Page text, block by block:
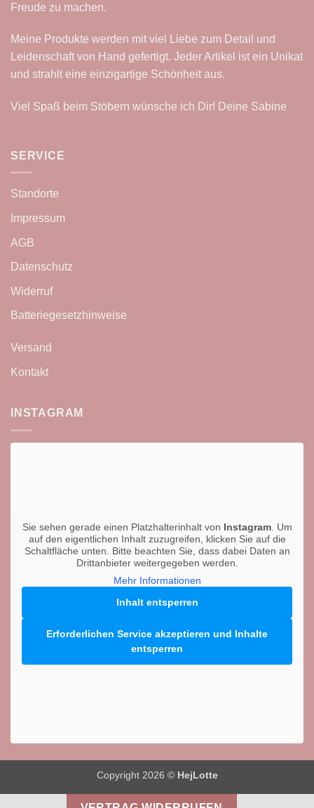
Freude zu machen.
Meine Produkte werden mit viel Liebe zum Detail und
Leidenschaft von Hand gefertigt. Jeder Artikel ist ein Unikat
und strahlt eine einzigartige Schönheit aus.
Viel Spaß beim Stöbern wünsche ich Dir! Deine Sabine
SERVICE
Standorte
Impressum
AGB
Datenschutz
Widerruf
Batteriegesetzhinweise
Versand
Kontakt
INSTAGRAM
Sie sehen gerade einen Platzhalterinhalt von Instagram. Um
auf den eigentlichen Inhalt zuzugreifen, klicken Sie auf die
Schaltfläche unten. Bitte beachten Sie, dass dabei Daten an
Drittanbieter weitergegeben werden.
Mehr Informationen
Inhalt entsperren
Erforderlichen Service akzeptieren und Inhalte
entsperren
Copyright 2026 © HejLotte